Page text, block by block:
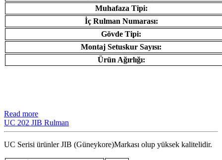
Muhafaza Tipi:
İç Rulman Numarası:
Gövde Tipi:
Montaj Setuskur Sayısı:
Ürün Ağırlığı:
Read more
UC 202 JIB Rulman
UC Serisi ürünler JIB (Güneykore)Markası olup yüksek kalitelidir.